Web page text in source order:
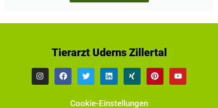
Tierarzt Uderns Zillertal
Cookie-Einstellungen